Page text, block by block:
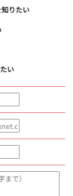
りたい
い